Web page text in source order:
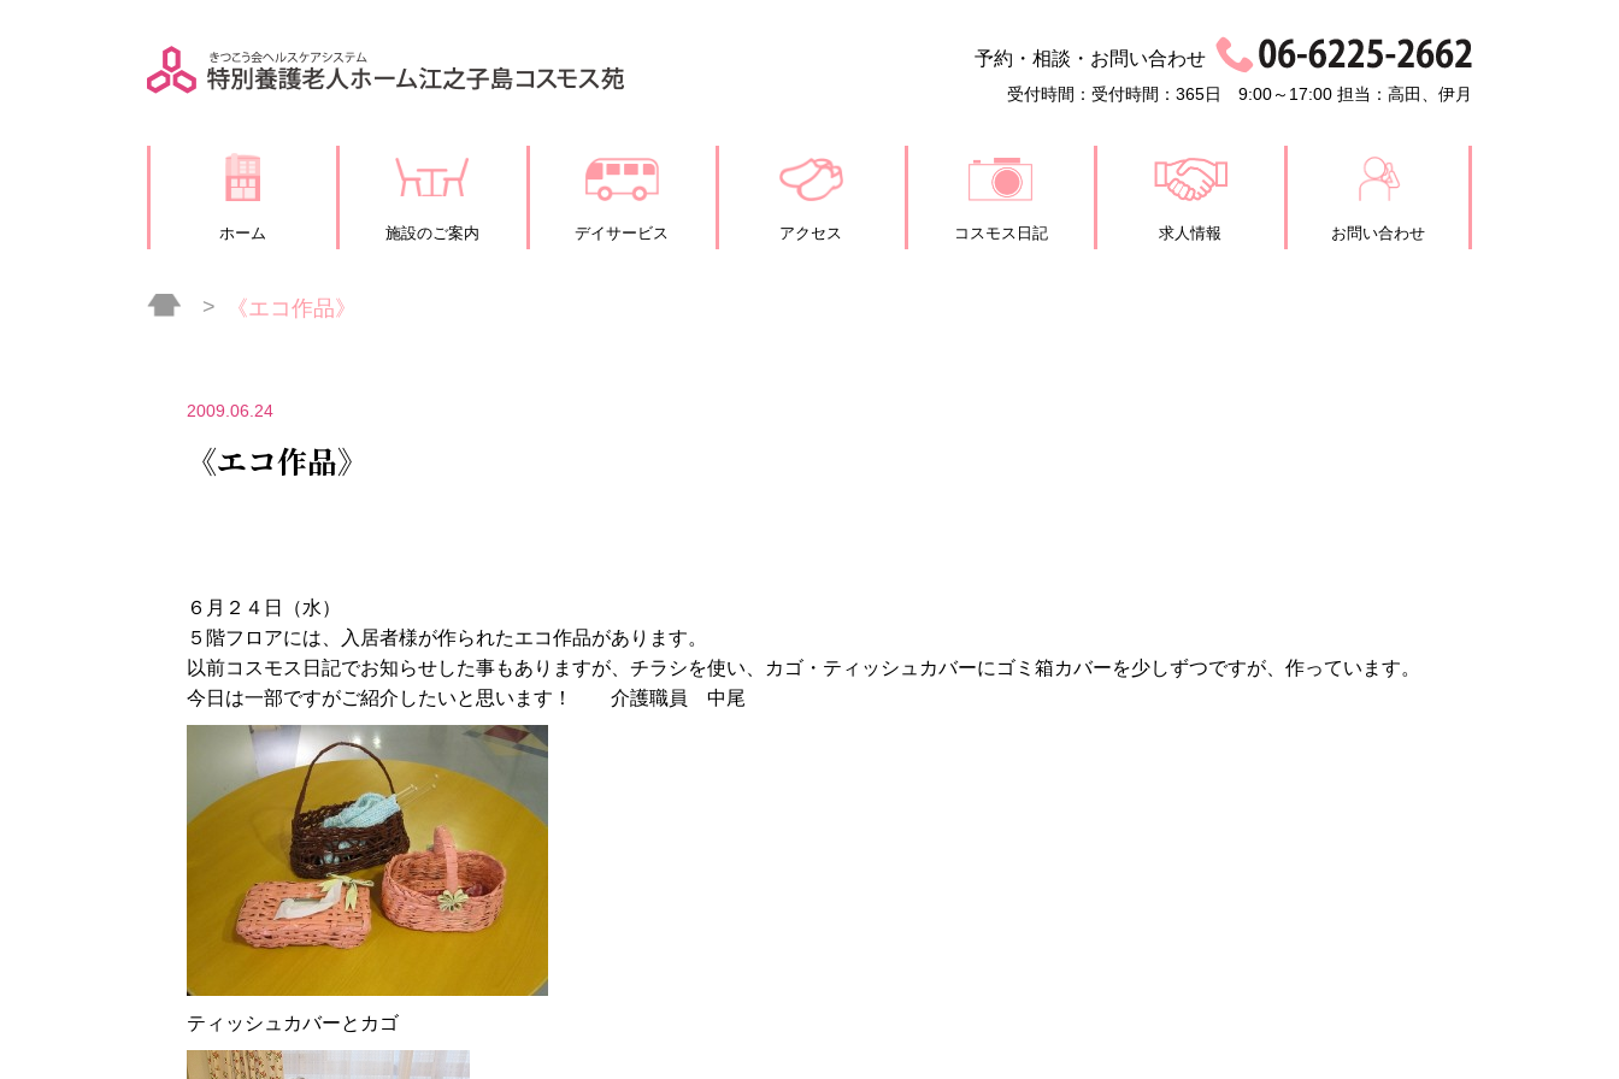
予約・相談・お問い合わせ
受付時間：受付時間：365日 9:00～17:00 担当：高田、伊月
ホーム 施設のご案内 デイサービス アクセス コスモス日記 求人情報 お問い合わせ
《エコ作品》
2009.06.24
《エコ作品》
６月２４日（水）
５階フロアには、入居者様が作られたエコ作品があります。
以前コスモス日記でお知らせした事もありますが、チラシを使い、カゴ・ティッシュカバーにゴミ箱カバーを少しずつですが、作っています。
今日は一部ですがご紹介したいと思います！ 介護職員 中尾
ティッシュカバーとカゴ